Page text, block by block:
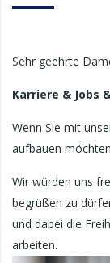
Sehr geehrte
Karriere & Jobs
Wenn Sie mit
aufbauen
Wir würden uns
begrüßen zu
und dabei die
arbeiten.